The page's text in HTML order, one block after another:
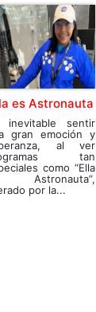
es Astronauta
inevitable sentir
gran emoción y
al ver
tan
como “Ella
Astronauta”,
por la...